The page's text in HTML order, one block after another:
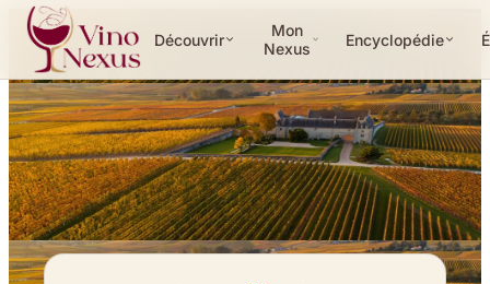
Découvrir
Mon
Nexus
Encyclopédie